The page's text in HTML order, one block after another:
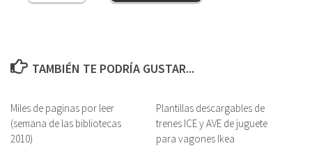
TAMBIÉN TE PODRÍA GUSTAR...
Miles de paginas por leer
(semana de las bibliotecas
2010)
Plantillas descargables de
trenes ICE y AVE de juguete
para vagones Ikea